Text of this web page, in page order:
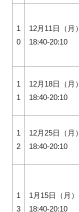
1
0
12月11日（月）
18:40-20:10
1
1
12月18日（月）
18:40-20:10
1
2
12月25日（月）
18:40-20:10
1
3
1月15日（月）
18:40-20:10